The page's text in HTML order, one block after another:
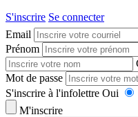
S'inscrire Se connecter
Email
Prénom
Mot de passe
S'inscrire à l'infolettre Oui
M'inscrire